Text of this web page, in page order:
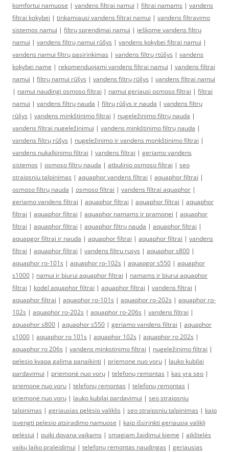
komfortui namuose | vandens filtrai namui | filtrai namams | vandens
filtrai kokybei | tinkamiausi vandens filtrai namui | vandens filtravimo
sistemos namui | filtrų sprendimai namui | ieškome vandens filtrų
namui | vandens filtrų namui rūšys | vandens kokybei filtrai namui |
vandens namui filtrų pasirinkimas | vandens filtrų rtūšys | vandens
kokybei name | rekomenduojami vandens filtrai namui | vandens filtrai
namui | filtrų namui rūšys | vandens filtrų rūšys | vandens filtrai namui
| namui naudingi osmoso filtrai | namui geriausi osmoso filtrai | filtrai
namui | vandens filtrų nauda | filtrų rūšys ir nauda | vandens filtrų
rūšys | vandens minkštinimo filtrai | nugeležinimo filtrų nauda |
vandens filtrai nugeležinimui | vandens minkštinimo filtrų nauda |
vandens filtrų rūšys | nugeležinimo ir vandens monkštinimo filtrai |
vandens nukalkinimo filtrai | vandens filtrai | geriamo vandens
sistemos | osmoso filtrų nauda | atbulinio osmoso filtrai | seo
straipsniu talpinimas | aquaphor vandens filtrai | aquaphor filtrai |
osmoso filtrų nauda | osmoso filtrai | vandens filtrai aquaphor |
geriamo vandens filtrai | aquaphor filtrai | aquaphor filtrai | aquaphor
filtrai | aquaphor filtrai | aquaphor namams ir pramonei | aquaphor
filtrai | aquaphor filtrai | aquaphor filtrų nauda | aquaphor filtrai |
aquapgor filtrai ir nauda | aquaphor filtrai | aquaphor filtrai | vandens
filtrai | aquaphor filtrai | vandens filtru rusys | aquaphor s800 |
aquaphor ro-101s | aquaphor ro-102s | aquapgor s550 | aquaphor
s1000 | namui ir biurui aquaphor filtrai | namams ir biurui aquaphor
filtrai | kodel aquaphor filtrai | aquaphor filtrai | vandens filtrai |
aquaphor filtrai | aquaphor ro-101s | aquaphor ro-202s | aquaphor ro-
102s | aquaphor ro-202s | aquaphor ro-206s | vandens filtrai |
aquaphor s800 | aquaphor s550 | geriamo vandens filtrai | aquaphor
s1000 | aquaphor ro 101s | aquaphor 102s | aquaphor ro 202s |
aquaphor ro 206s | vandens minkstinimo filtrai | nugeležinimo filtrai |
pelesio kvapa galima panaikinti | priemone nuo voru | lauko kubilai
pardavimui | priemonė nuo vorų | telefonų remontas | kas yra seo |
priemone nuo voru | telefonų remontas | telefonų remontas |
priemonė nuo vorų | lauko kubilai pardavimui | seo straipsniu
talpinimas | geriausias pelėsio valiklis | seo straipsniu talpinimas | kaip
isvengti pelesio atsiradimo namuose | kaip išsirinkti geriausią valiklį
pelėsiui | puiki dovana vaikams | smagiam žaidimui kieme | aikštelės
vaikų laiko praleidimui | telefonų remontas naudingas | geriausias